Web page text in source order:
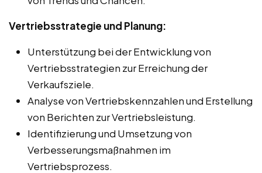
Vertriebsstrategie und Planung:
Unterstützung bei der Entwicklung von
Vertriebsstrategien zur Erreichung der
Verkaufsziele.
Analyse von Vertriebskennzahlen und Erstellung
von Berichten zur Vertriebsleistung.
Identifizierung und Umsetzung von
Verbesserungsmaßnahmen im
Vertriebsprozess.